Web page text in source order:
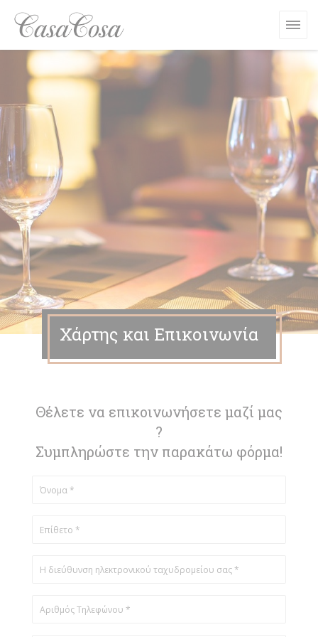
Χάρτης και Επικοινωνία
Θέλετε να επικοινωνήσετε μαζί μας
?
Συμπληρώστε την παρακάτω φόρμα!